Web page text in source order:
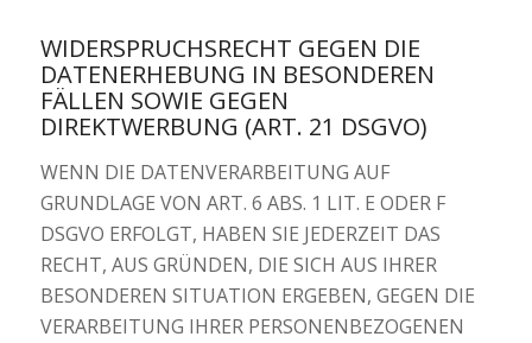
WIDERSPRUCHSRECHT GEGEN DIE
DATENERHEBUNG IN BESONDEREN
FÄLLEN SOWIE GEGEN
DIREKTWERBUNG (ART. 21 DSGVO)
WENN DIE DATENVERARBEITUNG AUF
GRUNDLAGE VON ART. 6 ABS. 1 LIT. E ODER F
DSGVO ERFOLGT, HABEN SIE JEDERZEIT DAS
RECHT, AUS GRÜNDEN, DIE SICH AUS IHRER
BESONDEREN SITUATION ERGEBEN, GEGEN DIE
VERARBEITUNG IHRER PERSONENBEZOGENEN